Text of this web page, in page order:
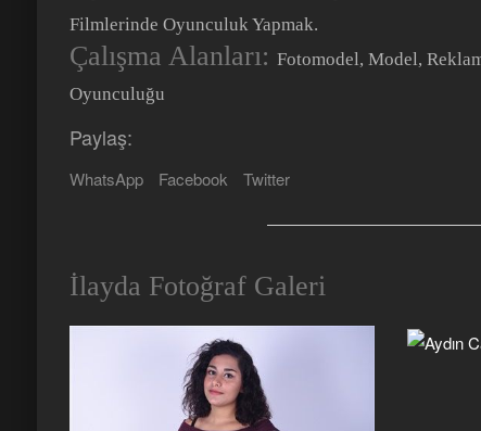
Filmlerinde Oyunculuk Yapmak.
Çalışma Alanları: Fotomodel, Model,
Oyunculuğu
Paylaş:
WhatsApp Facebook Twitter
İlayda Fotoğraf Galeri